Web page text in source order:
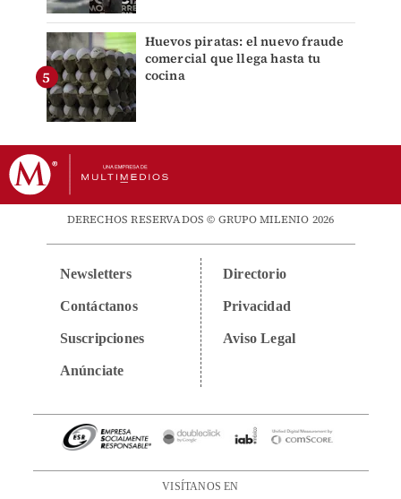
Huevos piratas: el nuevo fraude
comercial que llega hasta tu
cocina
DERECHOS RESERVADOS © GRUPO MILENIO 2026
Newsletters
Contáctanos
Suscripciones
Anúnciate
Directorio
Privacidad
Aviso Legal
VISÍTANOS EN